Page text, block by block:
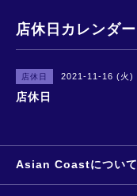
店休日カレンダー
店休日 2021-11-16 (火)
店休日
Asian Coastについて